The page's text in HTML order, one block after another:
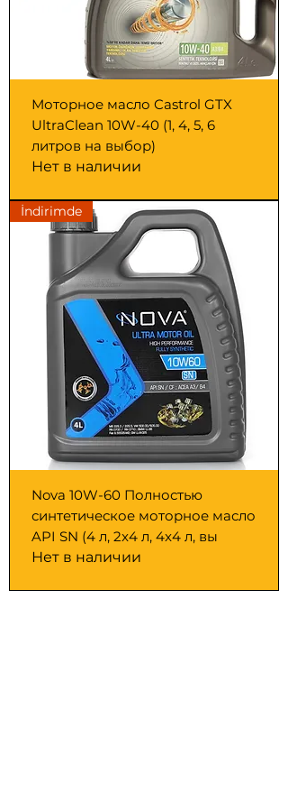
Моторное масло Castrol GTX
UltraClean 10W-40 (1, 4, 5, 6
литров на выбор)
Нет в наличии
İndirimde
Nova 10W-60 Полностью
синтетическое моторное масло
API SN (4 л, 2x4 л, 4x4 л, вы
Нет в наличии